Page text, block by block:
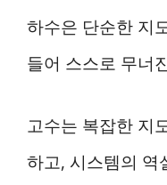
하수은 단순한 지
들어 스스로 무너
고수는 복잡한 지
하고, 시스템의 역